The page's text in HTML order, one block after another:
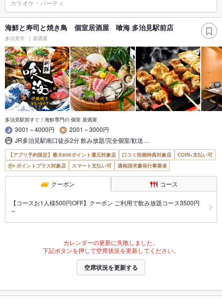
カラオケ・パーティ
海鮮と寿司と焼き鳥 個室居酒屋 喰海 多治見駅前店
多治見市 居酒屋
多治見駅前すぐ！海鮮専門の 個室 居酒屋
3001～4000円
2001～3000円
JR多治見駅南口徒歩2分 飲み放題/完全個室/歓送…
【アプリ予約限定】最大800ポイント還元対象店 口コミ投稿特典対象店
COIN+支払い可
ポイントプラス対象店
スマート支払い可 適格請求書発行事業者
クーポン コース
【コースお1人様500円OFF】クーポン ご利用で飲み放題コース3500円
～
カレンダーの更新に失敗しました。
下記ボタンを押して空席状況を更新してください。
空席状況を更新する